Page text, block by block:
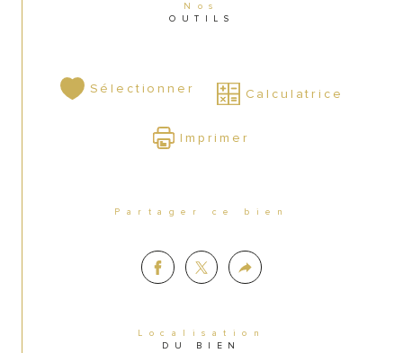
charge de l’acquéreur
Nos
OUTILS
Sélectionner Calculatrice
Imprimer
Partager ce bien
Localisation
DU BIEN